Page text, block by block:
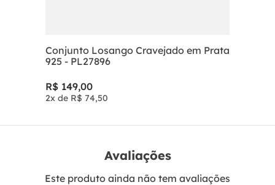
Conjunto Losango Cravejado em Prata
925 - PL27896
R$ 149,00
2x de R$ 74,50
Avaliações
Este produto ainda não tem avaliações